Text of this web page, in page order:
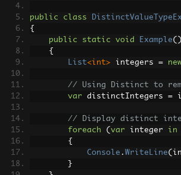
};
// Using Distinct with a
foreach
var person in
{
}
public class
{
public
static void Example()
{
List<int> integers =
// Using Distinct to
var distinctIntegers =
// Display distinct
foreach
( var integer in
{
Console . WriteLine(
}